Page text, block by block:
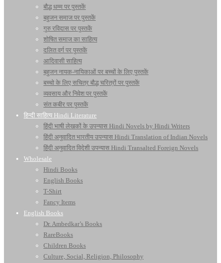
बौद्ध धम्म पर पुस्तकें
बहुजन समाज पर पुस्तकें
गुरु रविदास पर पुस्तकें
शोषित समाज का साहित्य
दलित वर्ग पर पुस्तकें
आदिवासी साहित्य
बहुजन नायक-नायिकाओं पर बच्चों के लिए पुस्तकें
बच्चो के लिए सचित्र बौद्ध चरित्रों पर पुस्तकें
व्यवसाय और निवेश पर पुस्तकें
संत कबीर पर पुस्तकें
हिन्दी साहित्य Hindi Literature
हिंदी भाषी लेखकों के उपन्यास Hindi Novels by Hindi Writers
हिंदी अनुवादित भारतीय उपन्यास Hindi Translation of Indian Novels
हिंदी अनुवादित विदेशी उपन्यास Hindi Transalted Foreign Novels
Wholesale
Hindi Books
English Books
T-Shirt
Fancy Items
English Books
Dr. Ambedkar’s Books
RareBooks
Children Books
Culture, Social, Religion, Philosophy